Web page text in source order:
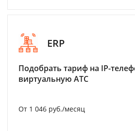
ERP
Подобрать тариф на IP-
виртуальную АТС
От 1 046 руб./месяц